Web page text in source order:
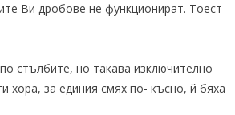
Ви дробове не функционират. Тоест-
стълбите, но такава изключително
хора, за единия смях по- късно, й бяха